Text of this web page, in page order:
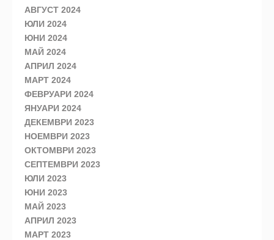
АВГУСТ 2024
ЮЛИ 2024
ЮНИ 2024
МАЙ 2024
АПРИЛ 2024
МАРТ 2024
ФЕВРУАРИ 2024
ЯНУАРИ 2024
ДЕКЕМВРИ 2023
НОЕМВРИ 2023
ОКТОМВРИ 2023
СЕПТЕМВРИ 2023
ЮЛИ 2023
ЮНИ 2023
МАЙ 2023
АПРИЛ 2023
МАРТ 2023